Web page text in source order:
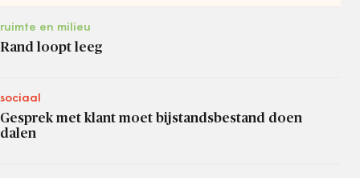
ruimte en milieu
Rand loopt leeg
sociaal
Gesprek met klant moet bijstandsbestand doen
dalen